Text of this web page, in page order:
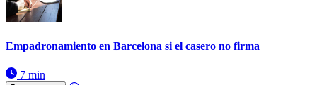
Empadronamiento en Barcelona si el casero no firma
7 min